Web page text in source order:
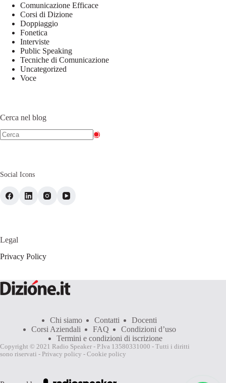
Comunicazione Efficace
Corsi di Dizione
Doppiaggio
Fonetica
Interviste
Public Speaking
Tecniche di Comunicazione
Uncategorized
Voce
Cerca nel blog
Social Icons
Legal
Privacy Policy
Chi siamo Contatti
Docenti
Corsi Aziendali
FAQ
Condizioni d’uso
Termini e condizioni di iscrizione
Copyright © 2021 Radio Speaker - P.Iva 13580331000 - Tutti i diritti
sono riservati - Privacy policy - Cookie policy